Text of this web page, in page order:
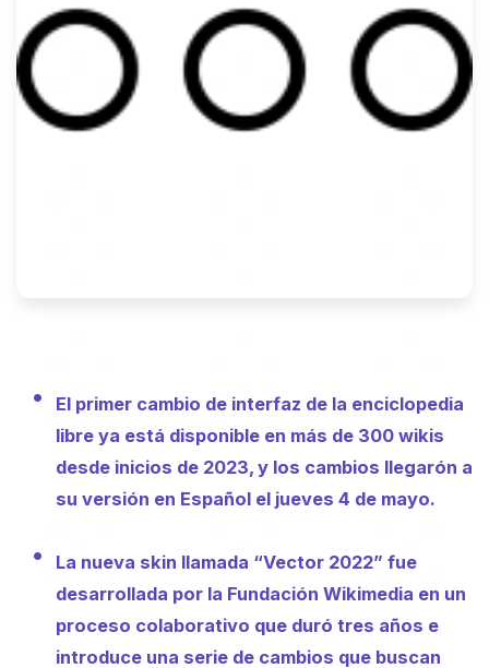
El primer cambio de interfaz de la enciclopedia
libre ya está disponible en más de 300 wikis
desde inicios de 2023, y los cambios llegarón a
su versión en Español el jueves 4 de mayo.
La nueva skin llamada “Vector 2022” fue
desarrollada por la Fundación Wikimedia en un
proceso colaborativo que duró tres años e
introduce una serie de cambios que buscan